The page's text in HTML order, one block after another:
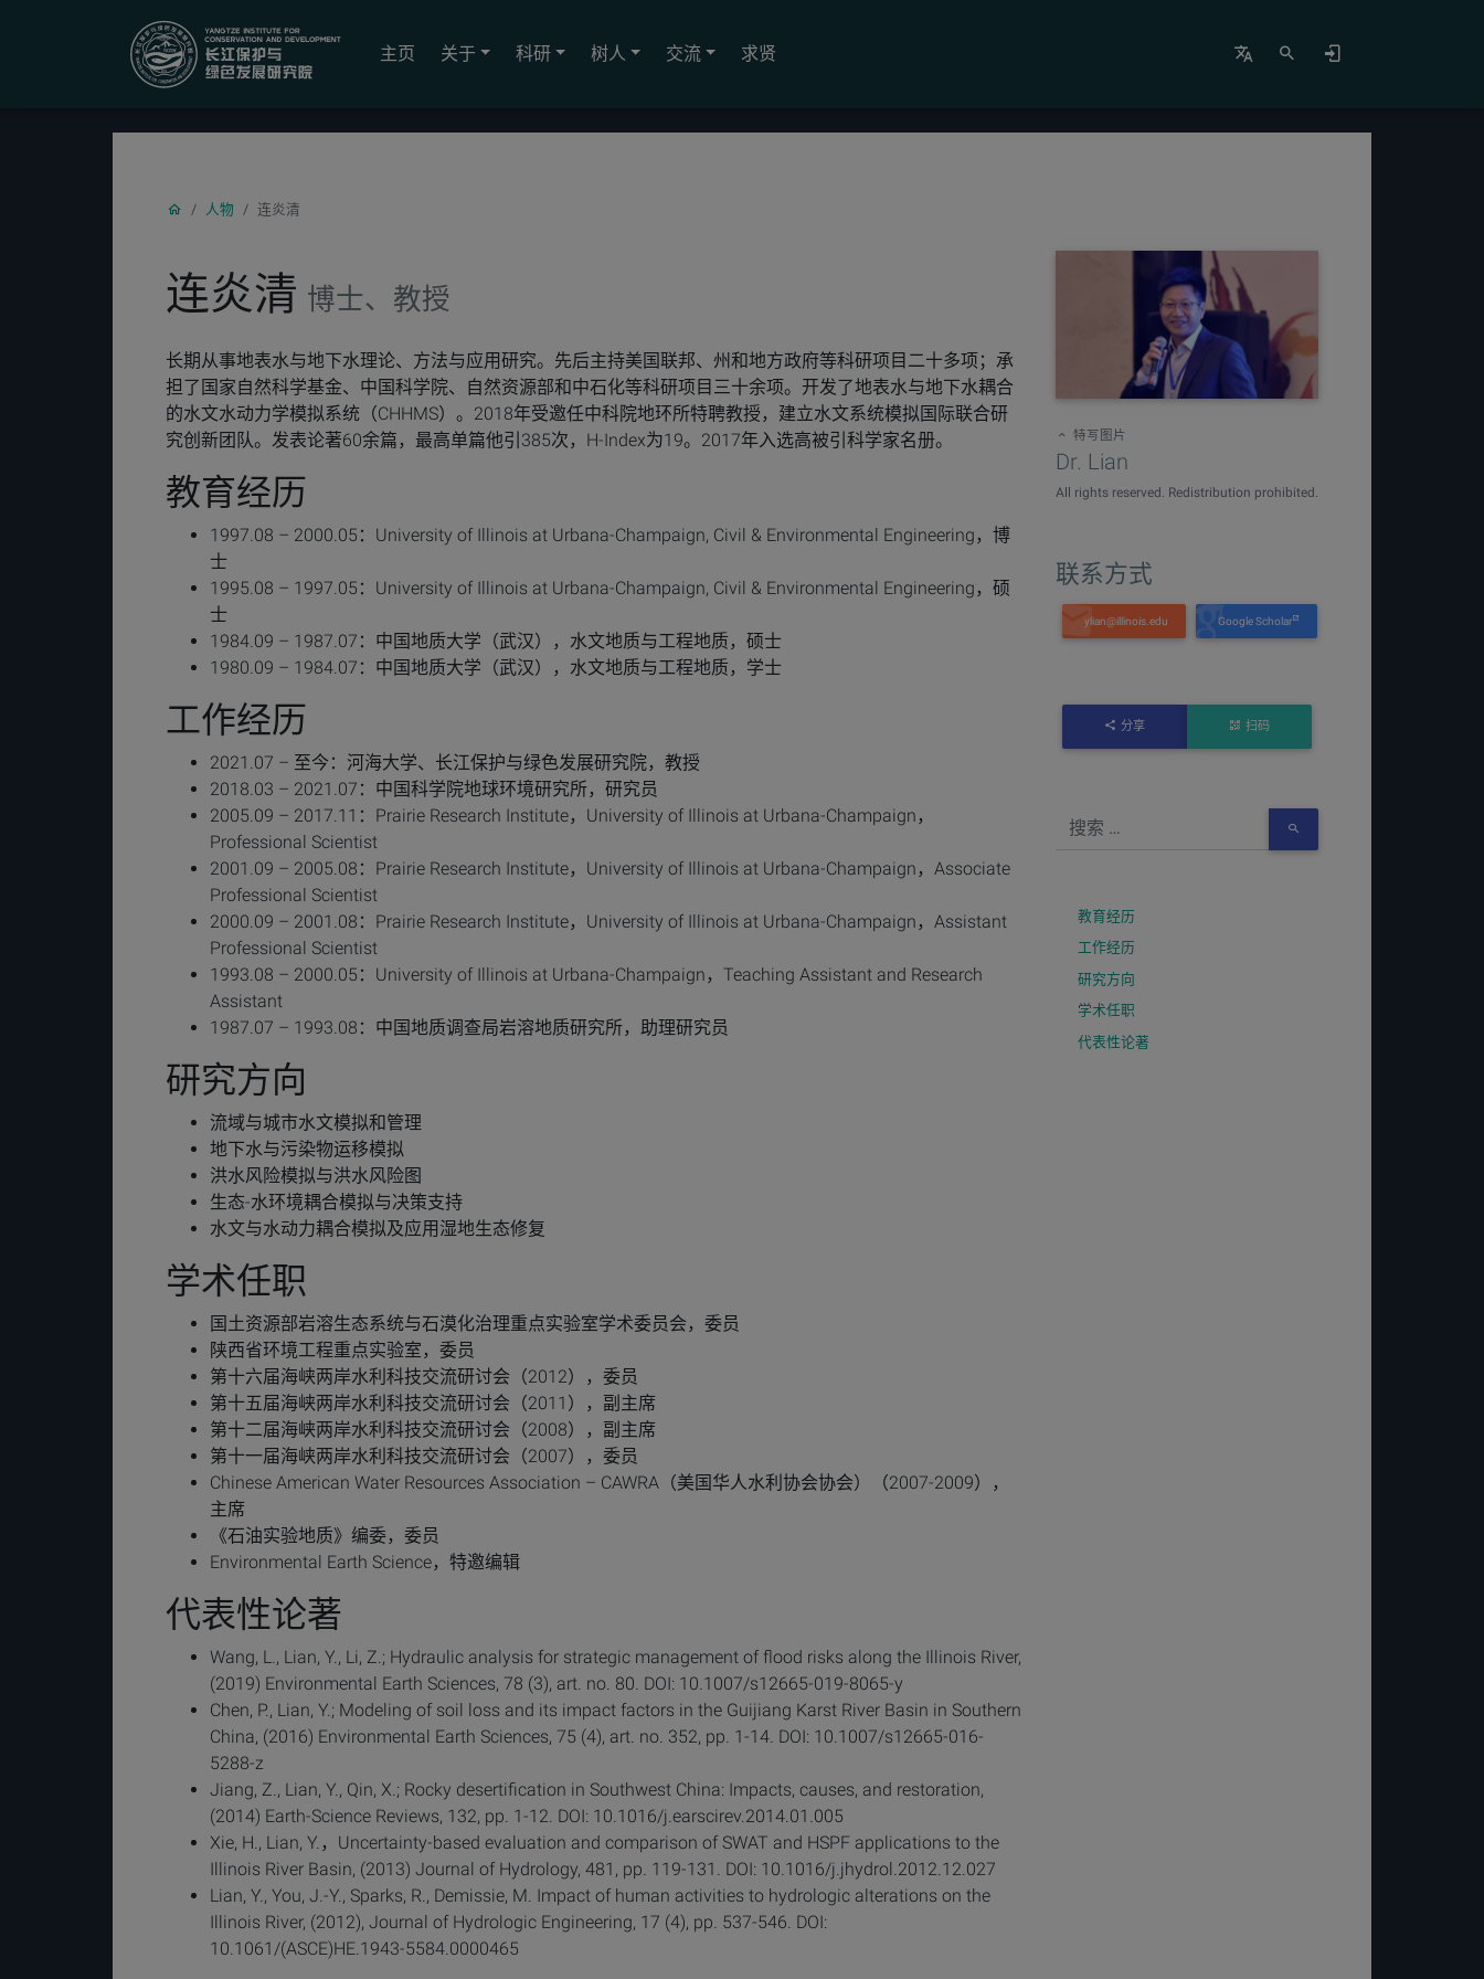
YICODE
主页 关于 科研 树人 交流 求贤
人物 连炎清
连炎清 博士、教授
长期从事地表水与地下水理论、方法与应用研究。先后主持美国联邦、州和地方政府等科研项目二十多项；承
担了国家自然科学基金、中国科学院、自然资源部和中石化等科研项目三十余项。开发了地表水与地下水耦合
的水文水动力学模拟系统（CHHMS）。2018年受邀任中科院地环所特聘教授，建立水文系统模拟国际联合研
究创新团队。发表论著60余篇，最高单篇他引385次，H-Index为19。2017年入选高被引科学家名册。
教育经历
1997.08 – 2000.05：University of Illinois at Urbana-Champaign, Civil & Environmental Engineering，博
士
1995.08 – 1997.05：University of Illinois at Urbana-Champaign, Civil & Environmental Engineering，硕
士
1984.09 – 1987.07：中国地质大学（武汉），水文地质与工程地质，硕士
1980.09 – 1984.07：中国地质大学（武汉），水文地质与工程地质，学士
工作经历
2021.07 – 至今：河海大学、长江保护与绿色发展研究院，教授
2018.03 – 2021.07：中国科学院地球环境研究所，研究员
2005.09 – 2017.11：Prairie Research Institute，University of Illinois at Urbana-Champaign，
Professional Scientist
2001.09 – 2005.08：Prairie Research Institute，University of Illinois at Urbana-Champaign，Associate
Professional Scientist
2000.09 – 2001.08：Prairie Research Institute，University of Illinois at Urbana-Champaign，Assistant
Professional Scientist
1993.08 – 2000.05：University of Illinois at Urbana-Champaign，Teaching Assistant and Research
Assistant
1987.07 – 1993.08：中国地质调查局岩溶地质研究所，助理研究员
研究方向
流域与城市水文模拟和管理
地下水与污染物运移模拟
洪水风险模拟与洪水风险图
生态-水环境耦合模拟与决策支持
水文与水动力耦合模拟及应用湿地生态修复
学术任职
国土资源部岩溶生态系统与石漠化治理重点实验室学术委员会，委员
陕西省环境工程重点实验室，委员
第十六届海峡两岸水利科技交流研讨会（2012），委员
第十五届海峡两岸水利科技交流研讨会（2011），副主席
第十二届海峡两岸水利科技交流研讨会（2008），副主席
第十一届海峡两岸水利科技交流研讨会（2007），委员
Chinese American Water Resources Association – CAWRA（美国华人水利协会协会）（2007-2009），
主席
《石油实验地质》编委，委员
Environmental Earth Science，特邀编辑
代表性论著
Wang, L., Lian, Y., Li, Z.; Hydraulic analysis for strategic management of flood risks along the Illinois River,
(2019) Environmental Earth Sciences, 78 (3), art. no. 80. DOI: 10.1007/s12665-019-8065-y
Chen, P., Lian, Y.; Modeling of soil loss and its impact factors in the Guijiang Karst River Basin in Southern
China, (2016) Environmental Earth Sciences, 75 (4), art. no. 352, pp. 1-14. DOI: 10.1007/s12665-016-
5288-z
Jiang, Z., Lian, Y., Qin, X.; Rocky desertification in Southwest China: Impacts, causes, and restoration,
(2014) Earth-Science Reviews, 132, pp. 1-12. DOI: 10.1016/j.earscirev.2014.01.005
Xie, H., Lian, Y.，Uncertainty-based evaluation and comparison of SWAT and HSPF applications to the
Illinois River Basin, (2013) Journal of Hydrology, 481, pp. 119-131. DOI: 10.1016/j.jhydrol.2012.12.027
Lian, Y., You, J.-Y., Sparks, R., Demissie, M. Impact of human activities to hydrologic alterations on the
Illinois River, (2012), Journal of Hydrologic Engineering, 17 (4), pp. 537-546. DOI:
10.1061/(ASCE)HE.1943-5584.0000465
特写图片
Dr. Lian
All rights reserved. Redistribution prohibited.
联系方式
Google Scholar
分享 扫码
教育经历
工作经历
研究方向
学术任职
代表性论著